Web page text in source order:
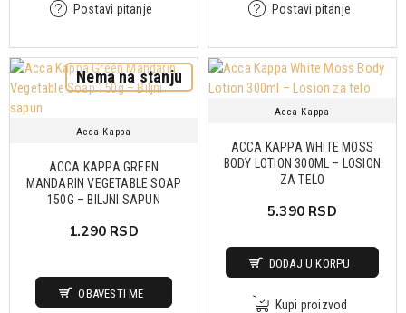
Postavi pitanje Postavi pitanje
Nema na stanju
Acca Kappa
ACCA KAPPA GREEN
MANDARIN VEGETABLE SOAP
150G – BILJNI SAPUN
1.290 RSD
OBAVESTI ME
Acca Kappa
ACCA KAPPA WHITE MOSS
BODY LOTION 300ML – LOSION
ZA TELO
5.390 RSD
DODAJ U KORPU
Kupi proizvod